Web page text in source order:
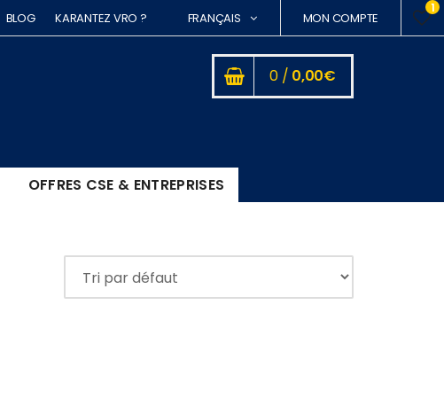
BLOG KARANTEZ VRO ? FRANÇAIS MON COMPTE
1
0 / 0,00€
OFFRES CSE & ENTREPRISES